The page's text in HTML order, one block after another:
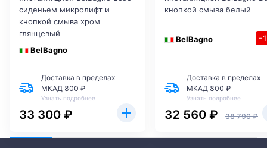
сиденьем микролифт и
кнопкой смыва хром
глянцевый
BelBagno
Доставка в пределах
МКАД 800 ₽
Узнать подробнее
33 300 ₽
кнопкой смыва белый
BelBagno -
Доставка в пределах
МКАД 800 ₽
Узнать подробнее
32 560 ₽ 38 790 ₽